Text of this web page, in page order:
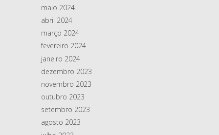
maio 2024
abril 2024
março 2024
fevereiro 2024
janeiro 2024
dezembro 2023
novembro 2023
outubro 2023
setembro 2023
agosto 2023